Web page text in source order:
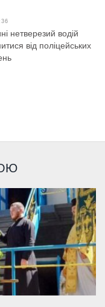
нетверезий водій
від поліцейських